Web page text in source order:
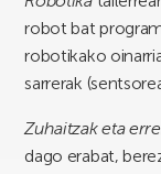
robot bat
robotikako
sarrerak
Zuhaitzak eta
dago erabat,